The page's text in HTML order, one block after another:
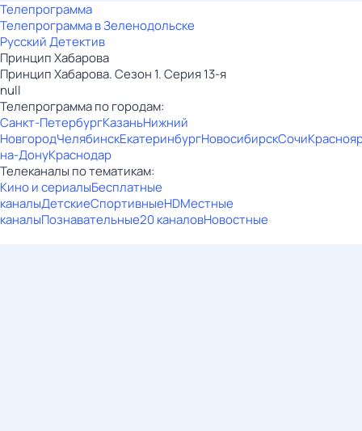
Телепрограмма
Телепрограмма в Зеленодольске
Русский Детектив
Принцип Хабарова
Принцип Хабарова. Сезон 1. Серия 13-я
null
Телепрограмма по городам:
Санкт-ПетербургКазаньНижний
НовгородЧелябинскЕкатеринбургНовосибирскСочи
на-ДонуКраснодар
Телеканалы по тематикам:
Кино и сериалыБесплатные
каналыДетскиеСпортивныеHDМестные
каналыПознавательные20 каналовНовостные